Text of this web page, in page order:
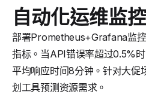
自动化运维监
部署Prometheus+Grafana监
指标。当API错误率超过0.5%
平均响应时间8分钟。针对大
划工具预测资源需求。